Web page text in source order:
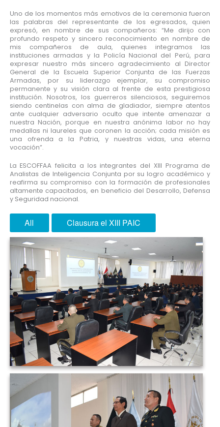
Uno de los momentos más emotivos de la ceremonia fueron
las palabras del representante de los egresados, quien
expresó, en nombre de sus compañeros: “Me dirijo con
profundo respeto y sincero reconocimiento en nombre de
mis compañeros de aula, quienes integramos las
instituciones armadas y la Policía Nacional del Perú, para
expresar nuestro más sincero agradecimiento al Director
General de la Escuela Superior Conjunta de las Fuerzas
Armadas, por su liderazgo ejemplar, su compromiso
permanente y su visión clara al frente de esta prestigiosa
institución. Nosotros, los guerreros silenciosos, seguiremos
siendo centinelas con alma de gladiador, siempre atentos
ante cualquier adversario oculto que intente amenazar a
nuestra Nación, porque en nuestra anónima labor no hay
medallas ni laureles que coronen la acción; cada misión es
una ofrenda a la Patria, y nuestras vidas, una eterna
vocación”.
La ESCOFFAA felicita a los integrantes del XIII Programa de
Analistas de Inteligencia Conjunta por su logro académico y
reafirma su compromiso con la formación de profesionales
altamente capacitados, en beneficio del Desarrollo, Defensa
y Seguridad nacional.
All Clausura el XIII PAIC